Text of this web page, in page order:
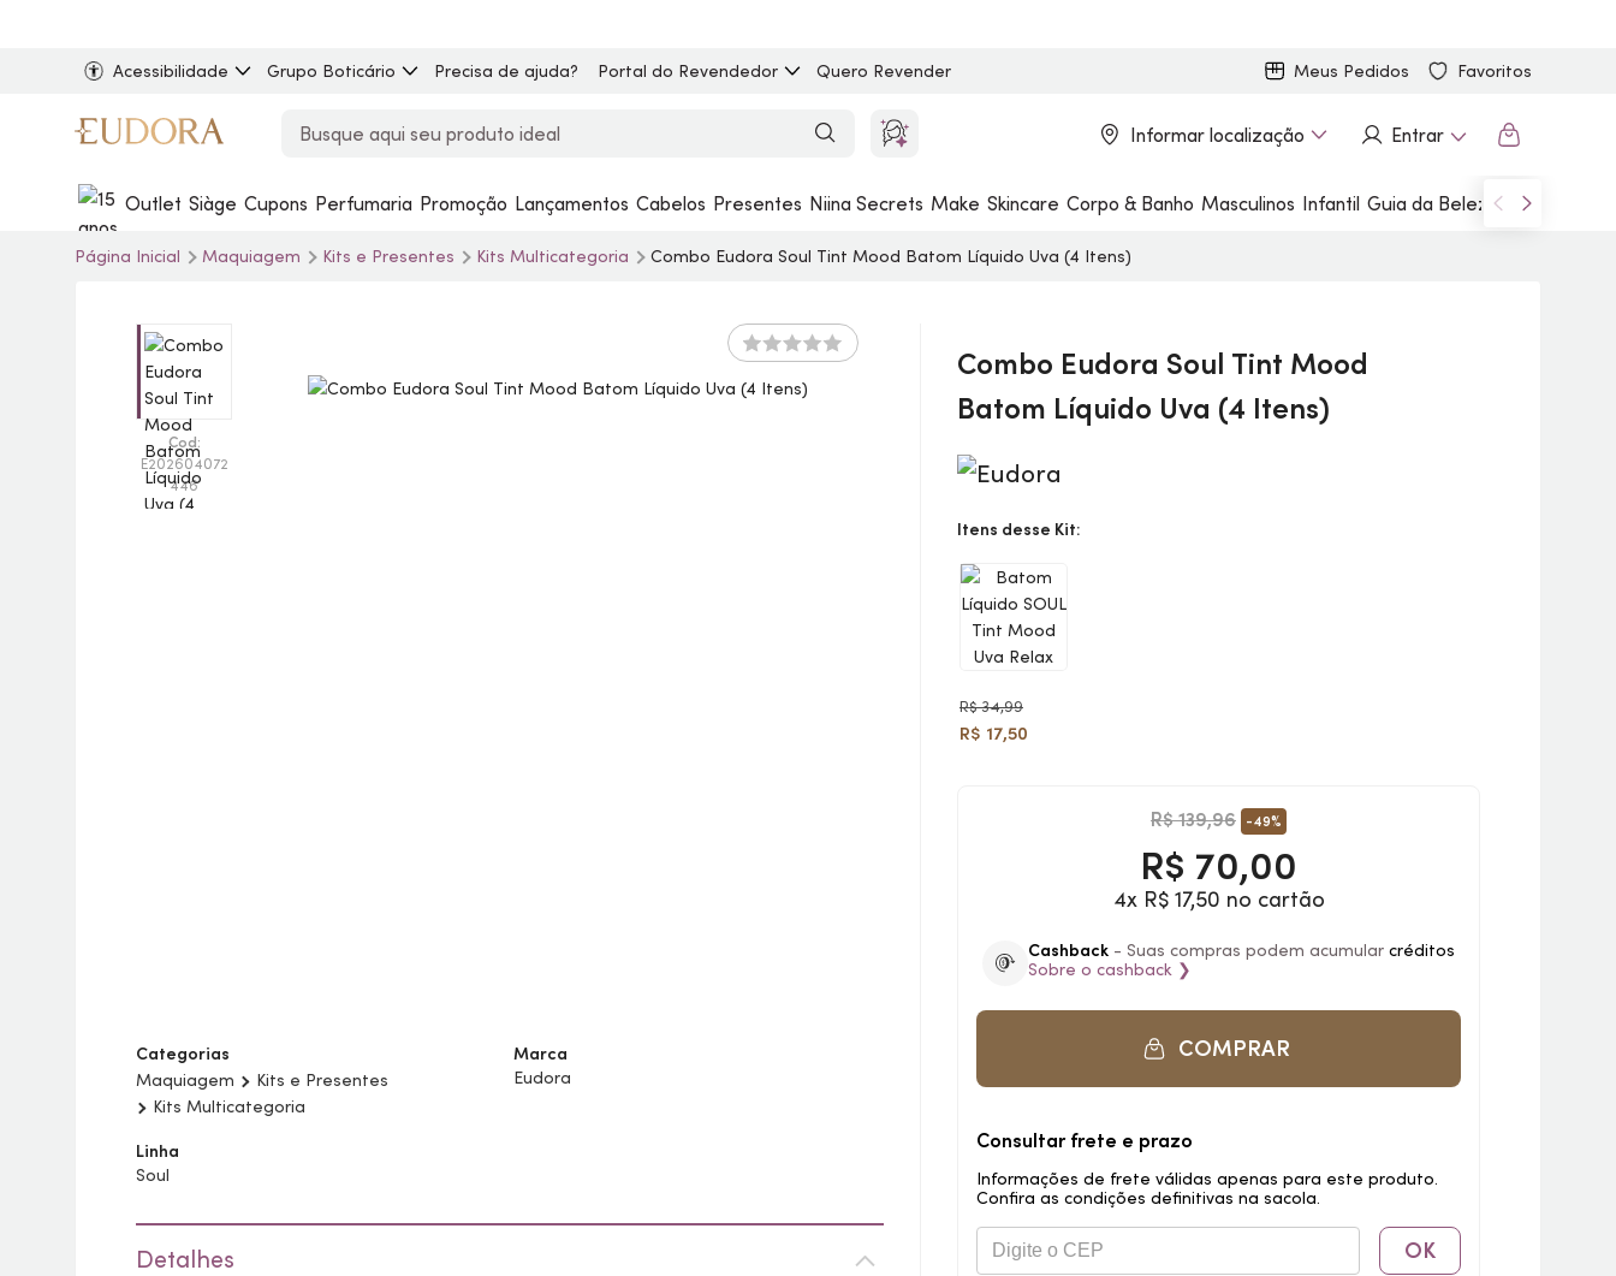
Acessibilidade Grupo Boticário Precisa de ajuda? Portal do Revendedor Quero Revender Meus Pedidos Favoritos
Informar localização Entrar
Outlet Siàge Cupons Perfumaria Promoção Lançamentos Cabelos Presentes Niina Secrets Make Skincare Corpo & Banho Masculinos Infantil Guia da Beleza Marcas
Página Inicial Maquiagem Kits e Presentes Kits Multicategoria Combo Eudora Soul Tint Mood Batom Líquido Uva (4 Itens)
Combo Eudora Soul Tint Mood
Batom Líquido Uva (4 Itens)
Itens desse Kit:
R$ 34,99
R$ 17,50
R$ 139,96 -49%
R$ 70,00
4x R$ 17,50 no cartão
Cashback - Suas compras podem acumular créditos
Sobre o cashback ❯
COMPRAR
Consultar frete e prazo
Informações de frete válidas apenas para este produto.
Confira as condições definitivas na sacola.
OK
Cod:
E202604072
446
Categorias
Maquiagem
Kits e Presentes
Kits Multicategoria
Marca
Eudora
Linha
Soul
Detalhes